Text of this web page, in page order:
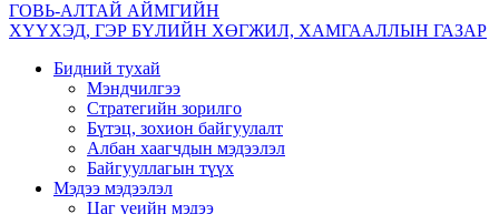
ГОВЬ-АЛТАЙ АЙМГИЙН
ХҮҮХЭД, ГЭР БҮЛИЙН ХӨГЖИЛ, ХАМГААЛЛЫН ГАЗАР
Бидний тухай
Мэндчилгээ
Стратегийн зорилго
Бүтэц, зохион байгуулалт
Албан хаагчдын мэдээлэл
Байгууллагын түүх
Мэдээ мэдээлэл
Цаг үеийн мэдээ